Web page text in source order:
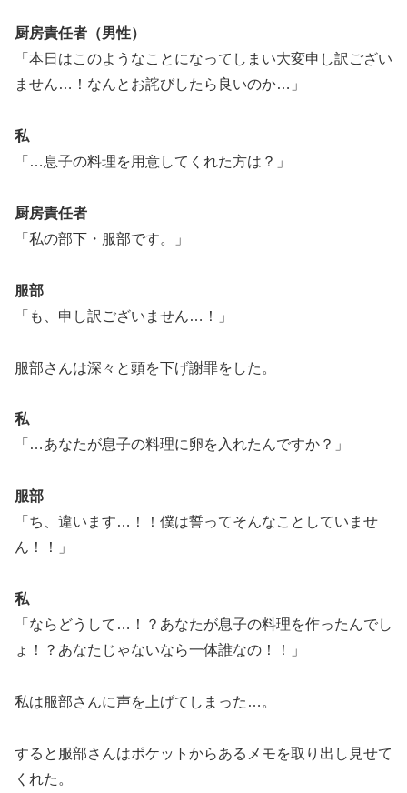
厨房責任者（男性）
「本日はこのようなことになってしまい大変申し訳ござい
ません…！なんとお詫びしたら良いのか…」
私
「…息子の料理を用意してくれた方は？」
厨房責任者
「私の部下・服部です。」
服部
「も、申し訳ございません…！」
服部さんは深々と頭を下げ謝罪をした。
私
「…あなたが息子の料理に卵を入れたんですか？」
服部
「ち、違います…！！僕は誓ってそんなことしていませ
ん！！」
私
「ならどうして…！？あなたが息子の料理を作ったんでし
ょ！？あなたじゃないなら一体誰なの！！」
私は服部さんに声を上げてしまった…。
すると服部さんはポケットからあるメモを取り出し見せて
くれた。